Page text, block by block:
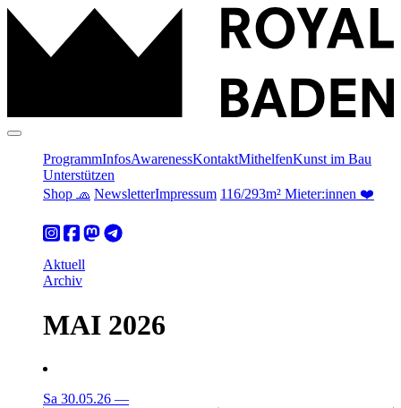
ProgrammInfosAwarenessKontaktMithelfenKunst im Bau
Unterstützen
Shop 🧢 NewsletterImpressum 116/293m² Mieter:innen ❤️
Aktuell
Archiv
MAI 2026
Sa 30.05.26 —